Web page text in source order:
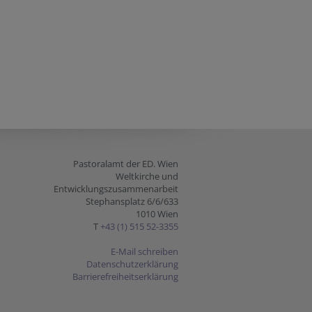
Pastoralamt der ED. Wien
Weltkirche und
Entwicklungszusammenarbeit
Stephansplatz 6/6/633
1010 Wien
T +43 (1) 515 52-3355
E-Mail schreiben
Datenschutzerklärung
Barrierefreiheitserklärung